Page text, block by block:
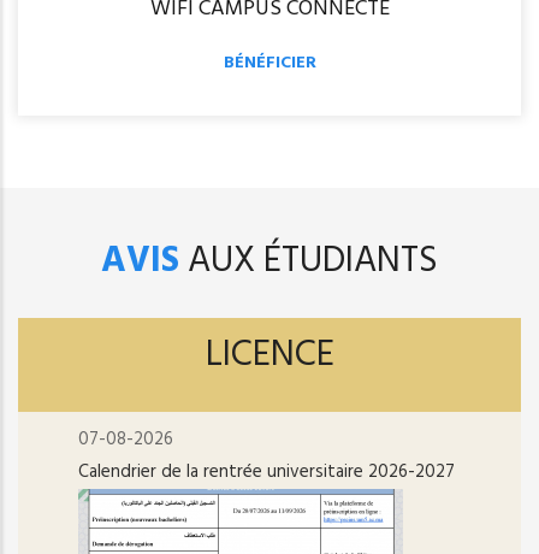
WIFI CAMPUS CONNECTÉ
BÉNÉFICIER
AVISAUX ÉTUDIANTS
LICENCE
07-08-2026
Calendrier de la rentrée universitaire 2026-2027